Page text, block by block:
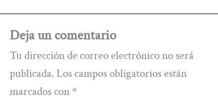
Deja un comentario
Tu dirección de correo electrónico no será
publicada. Los campos obligatorios están
marcados con *